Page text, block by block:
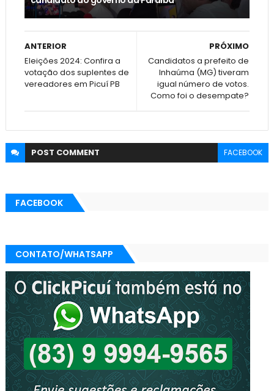
PRÓXIMO
Candidatos a prefeito de
Inhaúma (MG) tiveram
igual número de votos.
Como foi o desempate?
ANTERIOR
Eleições 2024: Confira a
votação dos suplentes de
vereadores em Picuí PB
POST COMMENT FACEBOOK
FACEBOOK
CONTATO/WHATSAPP